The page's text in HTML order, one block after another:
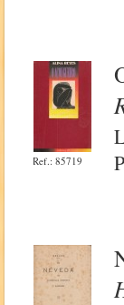
Ref.: 85719